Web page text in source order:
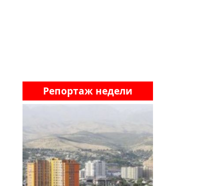
Репортаж недели